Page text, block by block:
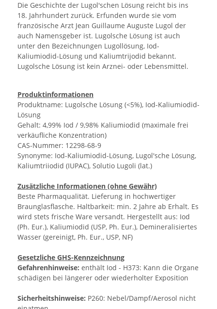
Die Geschichte der Lugol'schen Lösung reicht bis ins
18. Jahrhundert zurück. Erfunden wurde sie vom
französische Arzt Jean Guillaume Auguste Lugol der
auch Namensgeber ist. Lugolsche Lösung ist auch
unter den Bezeichnungen Lugollösung, Iod-
Kaliumiodid-Lösung und Kaliumtrijodid bekannt.
Lugolsche Lösung ist kein Arznei- oder Lebensmittel.
Produktinformationen
Produktname: Lugolsche Lösung (<5%), Iod-Kaliumiodid-
Lösung
Gehalt: 4,99% Iod / 9,98% Kaliumiodid (maximale frei
verkäufliche Konzentration)
CAS-Nummer: 12298-68-9
Synonyme: Iod-Kaliumiodid-Lösung, Lugol'sche Lösung,
Kaliumtriiodid (IUPAC), Solutio Lugoli (lat.)
Zusätzliche Informationen (ohne Gewähr)
Beste Pharmaqualität. Lieferung in hochwertiger
Braunglasflasche. Haltbarkeit: min. 2 Jahre ab Erhalt. Es
wird stets frische Ware versandt. Hergestellt aus: Iod
(Ph. Eur.), Kaliumiodid (USP, Ph. Eur.), Demineralisiertes
Wasser (gereinigt, Ph. Eur., USP, NF)
Gesetzliche GHS-Kennzeichnung
Gefahrenhinweise: enthält Iod - H373: Kann die Organe
schädigen bei längerer oder wiederholter Exposition
Sicherheitshinweise: P260: Nebel/Dampf/Aerosol nicht